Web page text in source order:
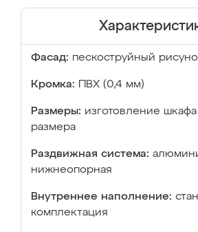
Фасад: пескоструйный
Кромка: ПВХ (0,4 мм)
Размеры: изготовление
размера
Раздвижная система:
нижнеопорная
Внутреннее наполнение:
комплектация